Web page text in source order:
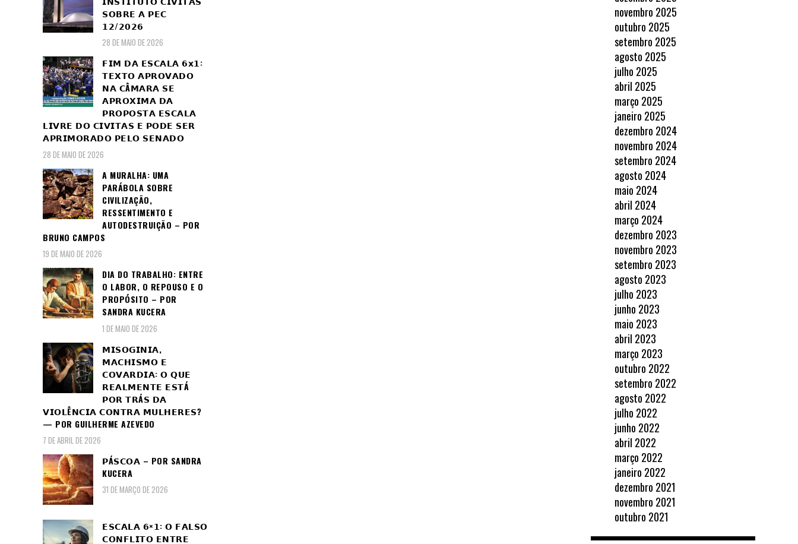
𝗦𝗢𝗕𝗥𝗘 𝗔 𝗣𝗘𝗖
𝟭𝟮/𝟮𝟬𝟮𝟲
28 DE MAIO DE 2026
𝗙𝗜𝗠 𝗗𝗔 𝗘𝗦𝗖𝗔𝗟𝗔 𝟲𝘅𝟭:
𝗧𝗘𝗫𝗧𝗢 𝗔𝗣𝗥𝗢𝗩𝗔𝗗𝗢
𝗡𝗔 𝗖Â𝗠𝗔𝗥𝗔 𝗦𝗘
𝗔𝗣𝗥𝗢𝗫𝗜𝗠𝗔 𝗗𝗔
𝗣𝗥𝗢𝗣𝗢𝗦𝗧𝗔 𝗘𝗦𝗖𝗔𝗟𝗔
𝗟𝗜𝗩𝗥𝗘 𝗗𝗢 𝗖𝗜𝗩𝗜𝗧𝗔𝗦 𝗘 𝗣𝗢𝗗𝗘 𝗦𝗘𝗥
𝗔𝗣𝗥𝗜𝗠𝗢𝗥𝗔𝗗𝗢 𝗣𝗘𝗟𝗢 𝗦𝗘𝗡𝗔𝗗𝗢
28 DE MAIO DE 2026
A MURALHA: UMA
PARÁBOLA SOBRE
CIVILIZAÇÃO,
RESSENTIMENTO E
AUTODESTRUIÇÃO – POR
BRUNO CAMPOS
19 DE MAIO DE 2026
DIA DO TRABALHO: ENTRE
O LABOR, O REPOUSO E O
PROPÓSITO – POR
SANDRA KUCERA
1 DE MAIO DE 2026
𝗠𝗜𝗦𝗢𝗚𝗜𝗡𝗜𝗔,
𝗠𝗔𝗖𝗛𝗜𝗦𝗠𝗢 𝗘
𝗖𝗢𝗩𝗔𝗥𝗗𝗜𝗔: 𝗢 𝗤𝗨𝗘
𝗥𝗘𝗔𝗟𝗠𝗘𝗡𝗧𝗘 𝗘𝗦𝗧Á
𝗣𝗢𝗥 𝗧𝗥Á𝗦 𝗗𝗔
𝗩𝗜𝗢𝗟Ê𝗡𝗖𝗜𝗔 𝗖𝗢𝗡𝗧𝗥𝗔 𝗠𝗨𝗟𝗛𝗘𝗥𝗘𝗦?
— POR GUILHERME AZEVEDO
7 DE ABRIL DE 2026
𝗣Á𝗦𝗖𝗢𝗔 – POR SANDRA
KUCERA
31 DE MARÇO DE 2026
𝗘𝗦𝗖𝗔𝗟𝗔 𝟲×𝟭: 𝗢 𝗙𝗔𝗟𝗦𝗢
𝗖𝗢𝗡𝗙𝗟𝗜𝗧𝗢 𝗘𝗡𝗧𝗥𝗘
novembro 2025
outubro 2025
setembro 2025
agosto 2025
julho 2025
abril 2025
março 2025
janeiro 2025
dezembro 2024
novembro 2024
setembro 2024
agosto 2024
maio 2024
abril 2024
março 2024
dezembro 2023
novembro 2023
setembro 2023
agosto 2023
julho 2023
junho 2023
maio 2023
abril 2023
março 2023
outubro 2022
setembro 2022
agosto 2022
julho 2022
junho 2022
abril 2022
março 2022
janeiro 2022
dezembro 2021
novembro 2021
outubro 2021